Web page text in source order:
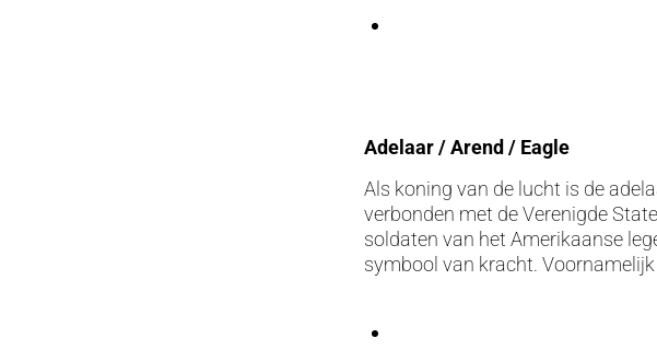
Adelaar / Arend / Eagle
Als koning van de lucht is de
verbonden met de Verenigde
soldaten van het Amerikaanse
symbool van kracht.